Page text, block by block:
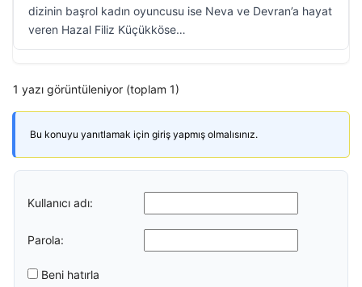
dizinin başrol kadın oyuncusu ise Neva ve Devran’a hayat
veren Hazal Filiz Küçükköse…
1 yazı görüntüleniyor (toplam 1)
Bu konuyu yanıtlamak için giriş yapmış olmalısınız.
Kullanıcı adı:
Parola:
Beni hatırla